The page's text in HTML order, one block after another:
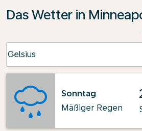
Das Wetter in
Celsius
keyboard_arrow_down
Sonntag
Mäßiger Regen